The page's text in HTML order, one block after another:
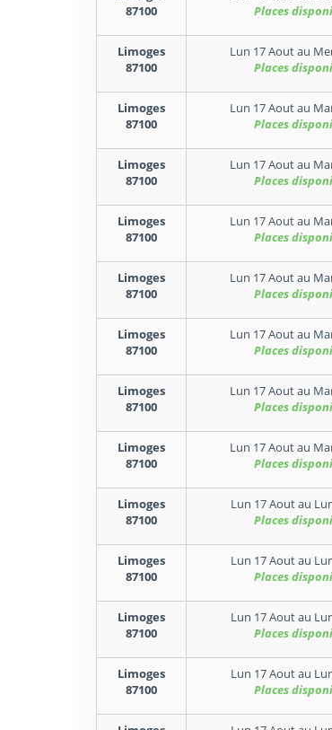
87100
Places
Limoges
87100
Lun 17 Aoutau
Places
Limoges
87100
Lun 17 Aoutau
Places
Limoges
87100
Lun 17 Aoutau
Places
Limoges
87100
Lun 17 Aoutau
Places
Limoges
87100
Lun 17 Aoutau
Places
Limoges
87100
Lun 17 Aoutau
Places
Limoges
87100
Lun 17 Aoutau
Places
Limoges
87100
Lun 17 Aoutau
Places
Limoges
87100
Lun 17 Aoutau
Places
Limoges
87100
Lun 17 Aoutau
Places
Limoges
87100
Lun 17 Aoutau
Places
Limoges
87100
Lun 17 Aoutau
Places